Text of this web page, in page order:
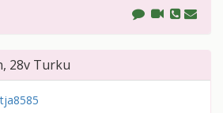
, 28v Turku